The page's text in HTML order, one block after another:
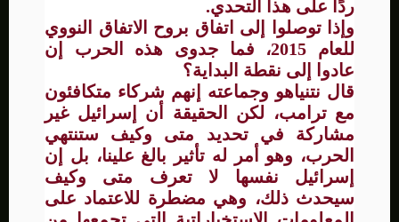
ردًا على هذا التحدي.
وإذا توصلوا إلى اتفاق بروح الاتفاق النووي
للعام 2015، فما جدوى هذه الحرب إن
عادوا إلى نقطة البداية؟
قال نتنياهو وجماعته إنهم شركاء متكافئون
مع ترامب، لكن الحقيقة أن إسرائيل غير
مشاركة في تحديد متى وكيف ستنتهي
الحرب، وهو أمر له تأثير بالغ علينا، بل إن
إسرائيل نفسها لا تعرف متى وكيف
سيحدث ذلك، وهي مضطرة للاعتماد على